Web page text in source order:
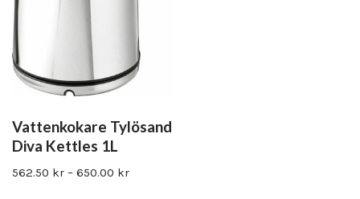
Vattenkokare Tylösand
Diva Kettles 1L
562.50 kr – 650.00 kr